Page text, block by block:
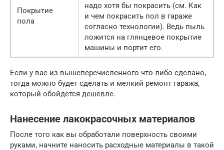
Покрытие
пола
надо хотя бы покрасить (см. Как
и чем покрасить пол в гараже
согласно технологии). Ведь пыль
ложится на глянцевое покрытие
машины и портит его.
Если у вас из вышеперечисленного что-либо сделано,
тогда можно будет сделать и мелкий ремонт гаража,
который обойдется дешевле.
Нанесение лакокрасочных материалов
После того как вы обработали поверхность своими
руками, начните наносить расходные материалы в такой